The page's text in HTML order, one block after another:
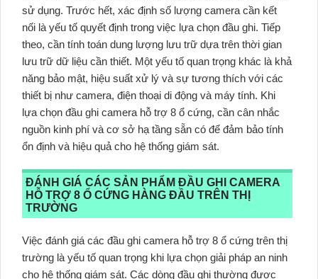
sử dụng. Trước hết, xác định số lượng camera cần kết
nối là yếu tố quyết định trong việc lựa chọn đầu ghi. Tiếp
theo, cần tính toán dung lượng lưu trữ dựa trên thời gian
lưu trữ dữ liệu cần thiết. Một yếu tố quan trọng khác là khả
năng bảo mật, hiệu suất xử lý và sự tương thích với các
thiết bị như camera, điện thoại di động và máy tính. Khi
lựa chọn đầu ghi camera hỗ trợ 8 ổ cứng, cần cân nhắc
nguồn kinh phí và cơ sở hạ tầng sẵn có để đảm bảo tính
ổn định và hiệu quả cho hệ thống giám sát.
ĐÁNH GIÁ CÁC SẢN PHẨM ĐẦU GHI CAMERA
HỖ TRỢ 8 Ổ CỨNG HÀNG ĐẦU TRÊN THỊ
TRƯỜNG
Việc đánh giá các đầu ghi camera hỗ trợ 8 ổ cứng trên thị
trường là yếu tố quan trọng khi lựa chọn giải pháp an ninh
cho hệ thống giám sát. Các dòng đầu ghi thường được